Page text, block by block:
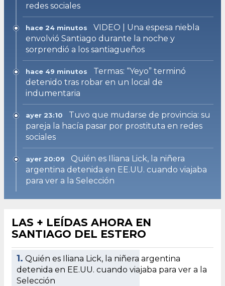
redes sociales
hace 24 minutos
VIDEO | Una espesa niebla
envolvió Santiago durante la noche y
sorprendió a los santiagueños
hace 49 minutos
Termas: “Yeyo” terminó
detenido tras robar en un local de
indumentaria
ayer 23:10
Tuvo que mudarse de provincia: su
pareja la hacía pasar por prostituta en redes
sociales
ayer 20:09
Quién es Iliana Lick, la niñera
argentina detenida en EE.UU. cuando viajaba
para ver a la Selección
LAS + LEÍDAS AHORA EN
SANTIAGO DEL ESTERO
1. Quién es Iliana Lick, la niñera argentina
detenida en EE.UU. cuando viajaba para ver a la
Selección